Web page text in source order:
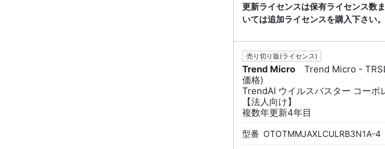
更新ライセンスは保有ライセンス数
いては追加ライセンスを購入下さい。
売り切り版(ライセンス)
Trend Micro
Trend Micro -
価格)
TrendAI ウイルスバスター コー
【法人向け】
複数年更新4年目
型番 OTOTMMJAXLCULRB3N1A-4